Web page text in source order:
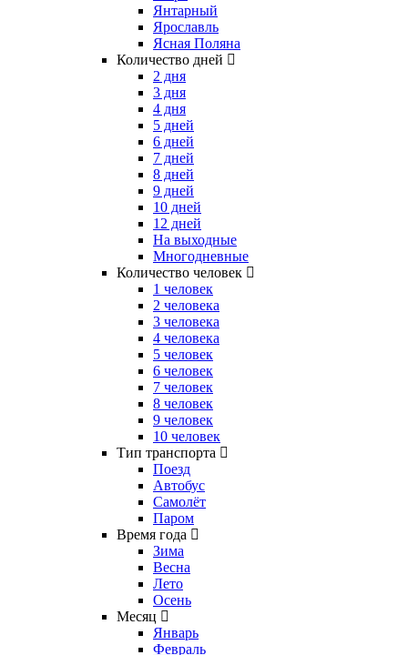
Янтарный
Ярославль
Ясная Поляна
Количество дней
2 дня
3 дня
4 дня
5 дней
6 дней
7 дней
8 дней
9 дней
10 дней
12 дней
На выходные
Многодневные
Количество человек
1 человек
2 человека
3 человека
4 человека
5 человек
6 человек
7 человек
8 человек
9 человек
10 человек
Тип транспорта
Поезд
Автобус
Самолёт
Паром
Время года
Зима
Весна
Лето
Осень
Месяц
Январь
Февраль